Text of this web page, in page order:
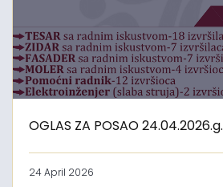
OGLAS ZA POSAO 24.04.2026.g.
24 April 2026